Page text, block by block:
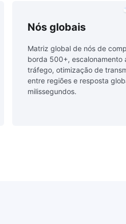
Nós globais
Matriz global de nós de
borda 500+, escalonamento
tráfego, otimização de
entre regiões e resposta
milissegundos.